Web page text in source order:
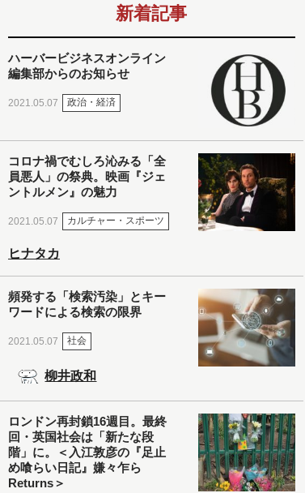
新着記事
ハーバービジネスオンライン
編集部からのお知らせ
2021.05.07 政治・経済
コロナ禍でむしろ沁みる「全
員悪人」の祭典。映画『ジェ
ントルメン』の魅力
2021.05.07 カルチャー・スポーツ
ヒナタカ
頻発する「検索汚染」とキー
ワードによる検索の限界
2021.05.07 社会
柳井政和
ロンドン再封鎖16週目。最終
回・英国社会は「新たな段
階」に。＜入江敦彦の『足止
め喰らい日記』嫌々乍ら
Returns＞